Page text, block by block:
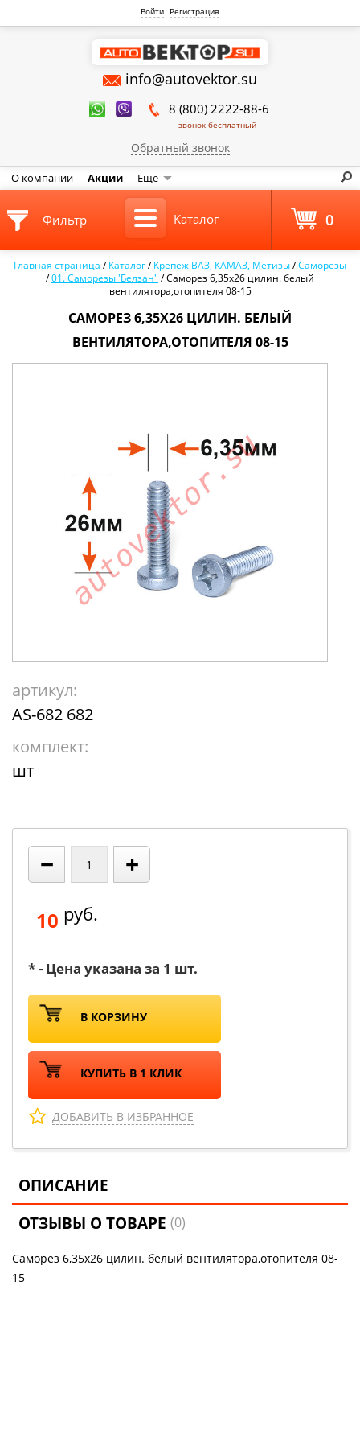
Войти Регистрация
info@autovektor.su
8 (800) 2222-88-6
звонок бесплатный
Обратный звонок
О компании Акции Еще
Главная страница /Каталог/Крепеж ВАЗ, КАМАЗ, Метизы/Саморезы
/01. Саморезы 'Белзан" /Саморез 6,35х26 цилин. белый
вентилятора,отопителя 08-15
САМОРЕЗ 6,35Х26 ЦИЛИН. БЕЛЫЙ
ВЕНТИЛЯТОРА,ОТОПИТЕЛЯ 08-15
артикул:
AS-682 682
комплект:
шт
− +
10 руб.
* - Цена указана за 1 шт.
В КОРЗИНУ
КУПИТЬ В 1 КЛИК
ДОБАВИТЬ В ИЗБРАННОЕ
ОПИСАНИЕ
ОТЗЫВЫ О ТОВАРЕ(0)
Саморез 6,35х26 цилин. белый вентилятора,отопителя 08-
15
Фильтр Каталог 0